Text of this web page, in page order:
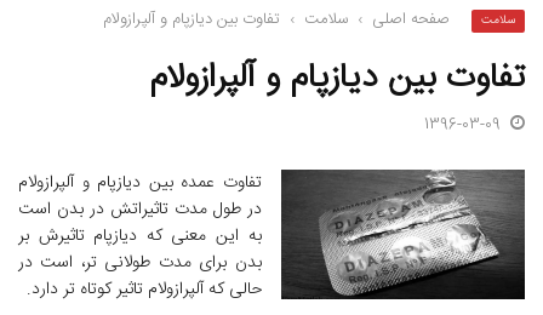
سلامت صفحه اصلی › سلامت › تفاوت بین دیازپام و آلپرازولام
تفاوت بین دیازپام و آلپرازولام
1396-03-09
تفاوت عمده بین دیازپام و آلپرازولام
در طول مدت تاثیراتش در بدن است
به این معنی که دیازپام تاثیرش بر
بدن برای مدت طولانی تر، است در
حالی که آلپرازولام تاثیر کوتاه تر دارد.